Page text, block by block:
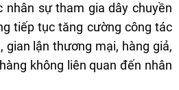
nhân sự tham gia dây chuyền
tiếp tục tăng cường công tác
gian lận thương mại, hàng giả,
không liên quan đến nhân